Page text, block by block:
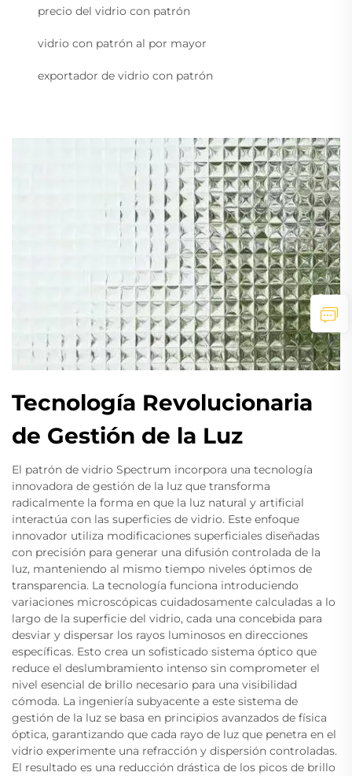
precio del vidrio con patrón
vidrio con patrón al por mayor
exportador de vidrio con patrón
Tecnología Revolucionaria
de Gestión de la Luz
El patrón de vidrio Spectrum incorpora una tecnología
innovadora de gestión de la luz que transforma
radicalmente la forma en que la luz natural y artificial
interactúa con las superficies de vidrio. Este enfoque
innovador utiliza modificaciones superficiales diseñadas
con precisión para generar una difusión controlada de la
luz, manteniendo al mismo tiempo niveles óptimos de
transparencia. La tecnología funciona introduciendo
variaciones microscópicas cuidadosamente calculadas a lo
largo de la superficie del vidrio, cada una concebida para
desviar y dispersar los rayos luminosos en direcciones
específicas. Esto crea un sofisticado sistema óptico que
reduce el deslumbramiento intenso sin comprometer el
nivel esencial de brillo necesario para una visibilidad
cómoda. La ingeniería subyacente a este sistema de
gestión de la luz se basa en principios avanzados de física
óptica, garantizando que cada rayo de luz que penetra en el
vidrio experimente una refracción y dispersión controladas.
El resultado es una reducción drástica de los picos de brillo